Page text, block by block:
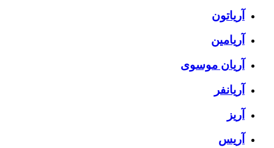
آریاتون
آریامین
آریان موسوی
آریانفر
آریز
آریس